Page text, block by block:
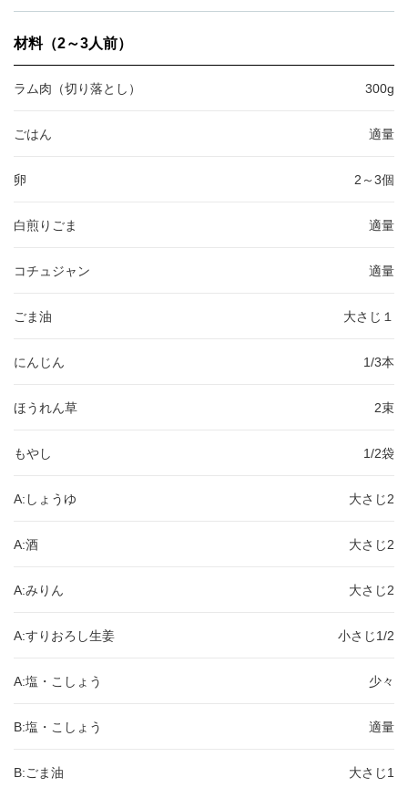
材料（2～3人前）
ラム肉（切り落とし） 300g
ごはん 適量
卵 2～3個
白煎りごま 適量
コチュジャン 適量
ごま油 大さじ１
にんじん 1/3本
ほうれん草 2束
もやし 1/2袋
A:しょうゆ 大さじ2
A:酒 大さじ2
A:みりん 大さじ2
A:すりおろし生姜 小さじ1/2
A:塩・こしょう 少々
B:塩・こしょう 適量
B:ごま油 大さじ1